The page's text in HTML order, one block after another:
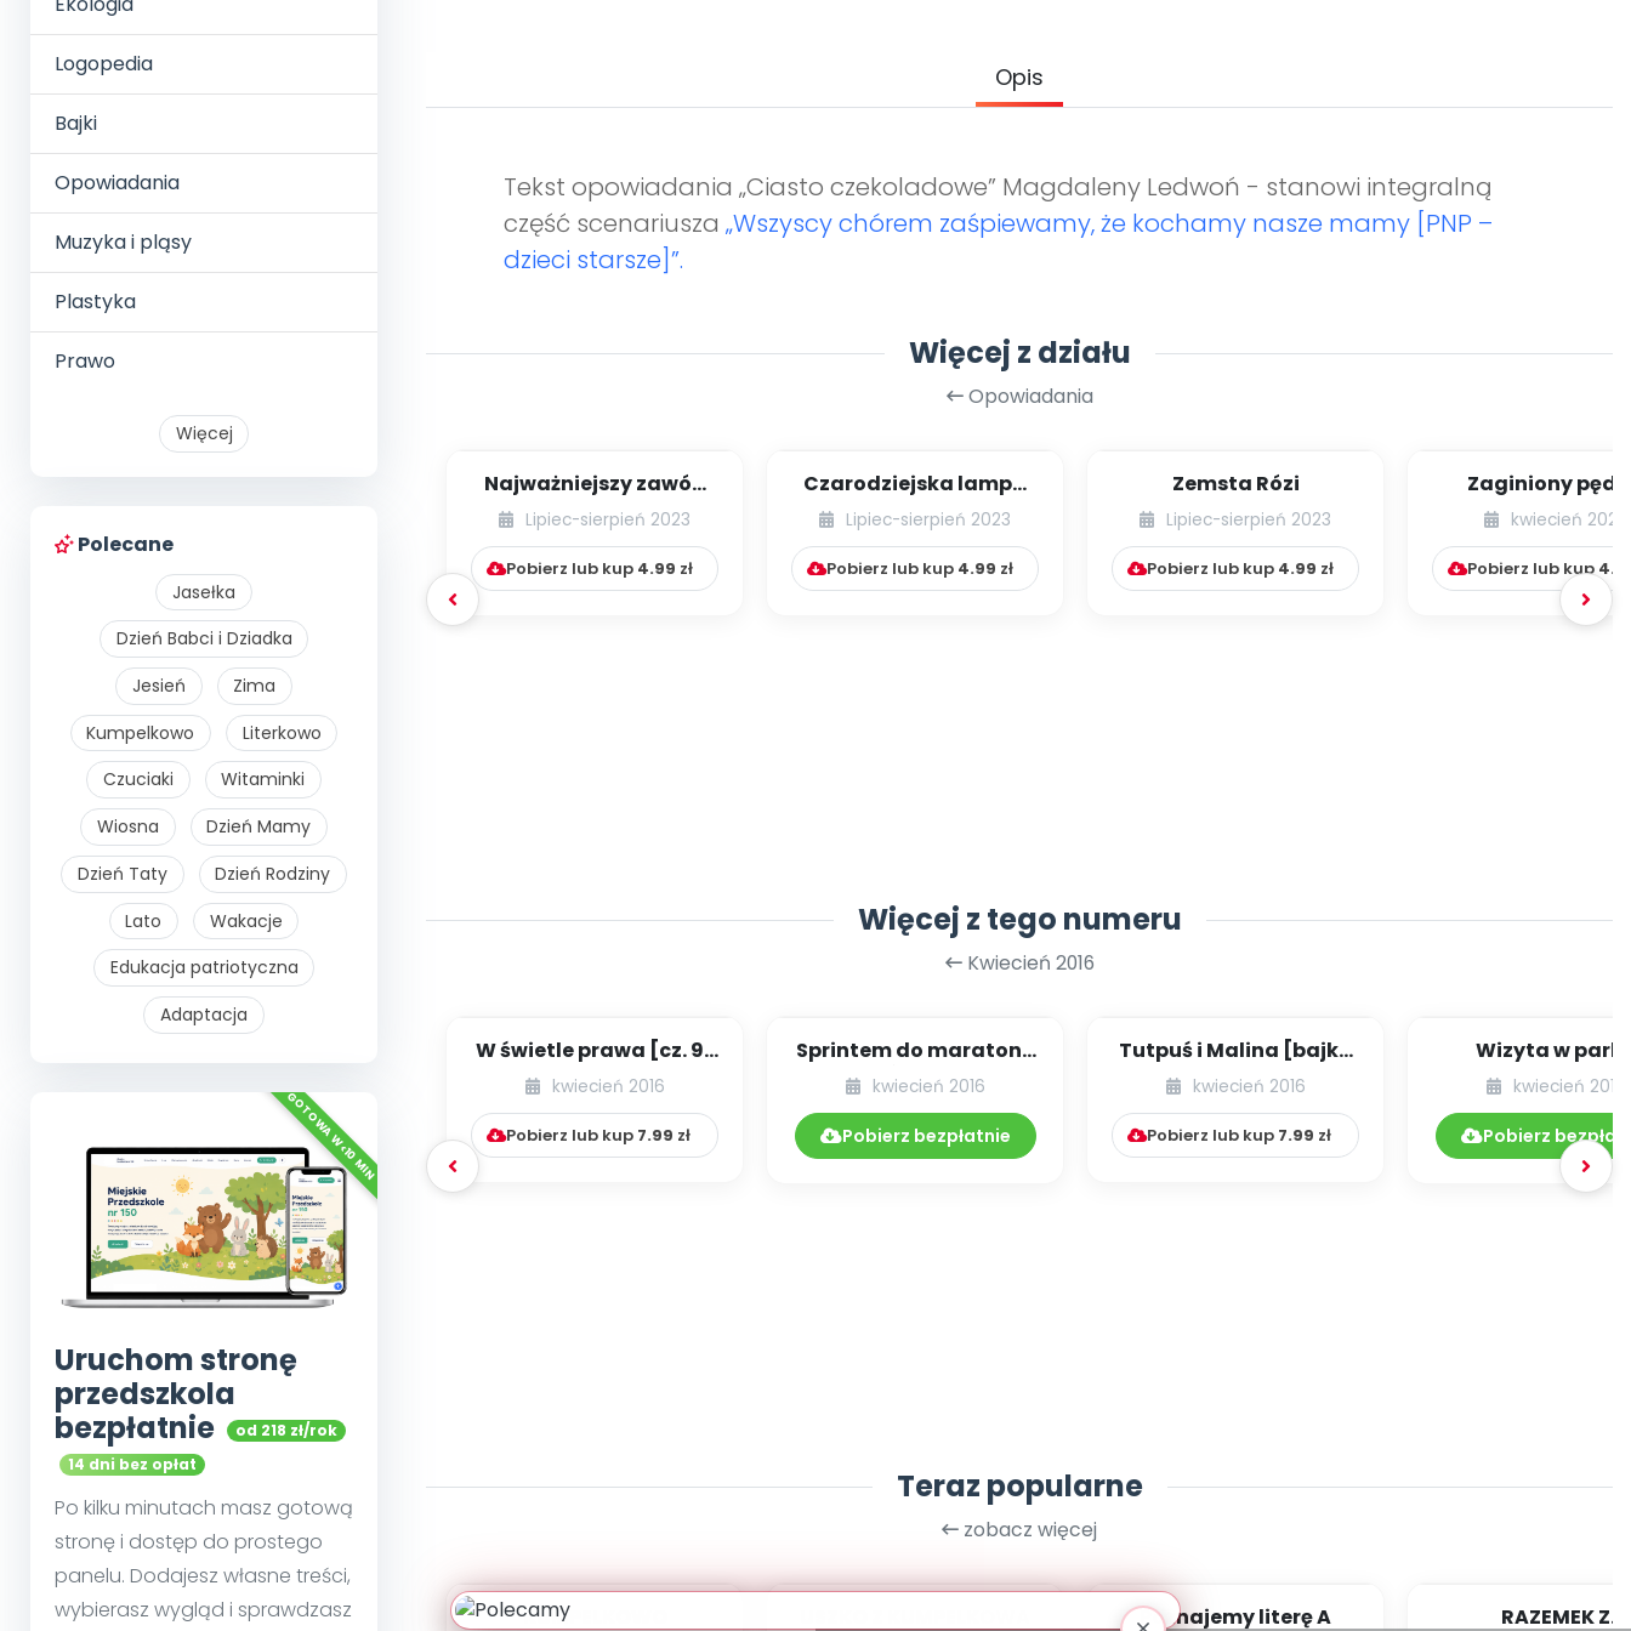
Logopedia
Bajki
Opowiadania
Muzyka i pląsy
Plastyka
Prawo
Więcej
Polecane
Jasełka
Dzień Babci i Dziadka
Jesień
Zima
Kumpelkowo
Literkowo
Czuciaki
Witaminki
Wiosna
Dzień Mamy
Dzień Taty
Dzień Rodziny
Lato
Wakacje
Edukacja patriotyczna
Adaptacja
Uruchom stronę
przedszkola
bezpłatnie
od 218 zł/rok
14 dni bez opłat
Po kilku minutach masz gotową
stronę i dostęp do prostego
panelu. Dodajesz własne treści,
wybierasz wygląd i sprawdzasz
Opis
Tekst opowiadania „Ciasto czekoladowe” Magdaleny Ledwoń - stanowi integralną
część scenariusza „Wszyscy chórem zaśpiewamy, że kochamy nasze mamy [PNP –
dzieci starsze]”.
Więcej z działu
Opowiadania
Najważniejszy zawód
świata
Lipiec-sierpień 2023
Pobierz lub kup 4.99 zł
Czarodziejska lampa
Benjamina
Lipiec-sierpień 2023
Pobierz lub kup 4.99 zł
Zemsta Rózi
Lipiec-sierpień 2023
Pobierz lub kup 4.99 zł
Zaginiony
kwiecień 2023
Pobierz lub kup
Więcej z tego numeru
Kwiecień 2016
W świetle prawa [cz. 9]
[kącik eksperta]
kwiecień 2016
Pobierz lub kup 7.99 zł
Sprintem do maratonu
- II OGÓLNOPOLSKI
MARATON PRZEDSZK...
kwiecień 2016
Pobierz bezpłatnie
Tutpuś i Malina [bajka
edukacyjna + zabawy i
kwiecień 2016
Pobierz lub kup 7.99 zł
Wizyta w
jurajskim -
opowiadanie
kwiecień 2016
Pobierz
Teraz popularne
zobacz więcej
KUMPELKOWO Poznajemy literę A
RAZEMEK Z